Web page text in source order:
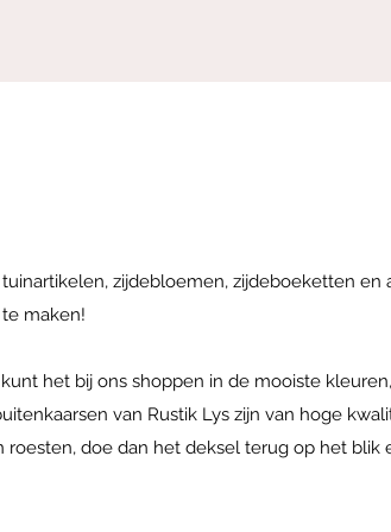
zijdebloemen, zijdeboeketten en
maken!
het bij ons shoppen in de mooiste
van Rustik Lys zijn van hoge
doe dan het deksel terug op het blik